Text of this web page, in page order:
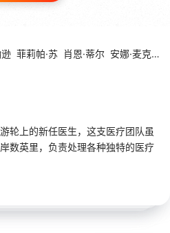
逊 菲莉帕·苏 肖恩·蒂尔 安娜·麦克唐纳
上的新任医生，这支医疗团队虽
数英里，负责处理各种独特的医疗